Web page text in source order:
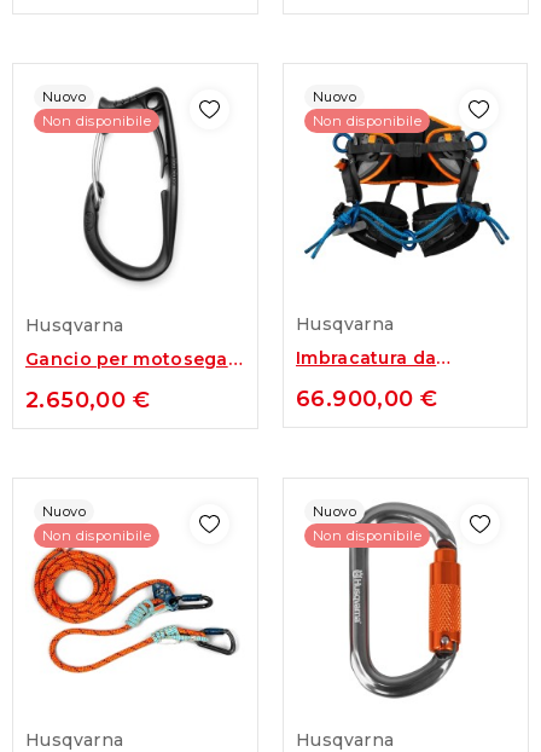
Nuovo
Non disponibile
Husqvarna
Gancio per motosega
2.650,00 €
Nuovo
Non disponibile
Husqvarna
Imbracatura da
66.900,00 €
Nuovo
Non disponibile
Husqvarna
Nuovo
Non disponibile
Husqvarna